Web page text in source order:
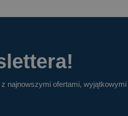
najnowszymi ofertami, wyjątkowymi